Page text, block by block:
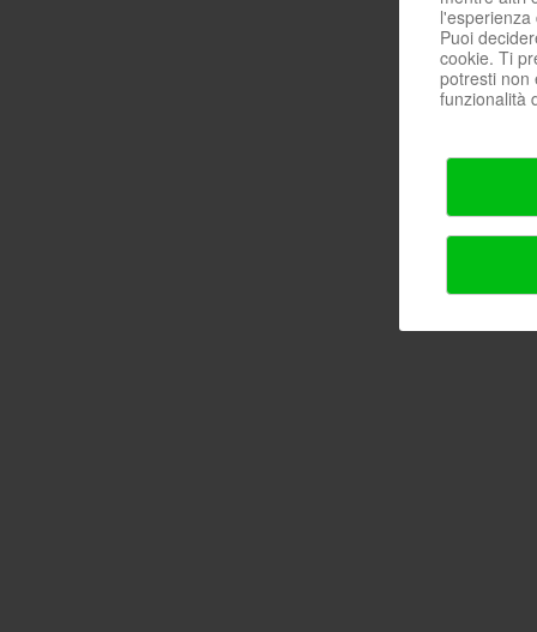
Puoi
cookie. Ti
potresti non
funzionalità